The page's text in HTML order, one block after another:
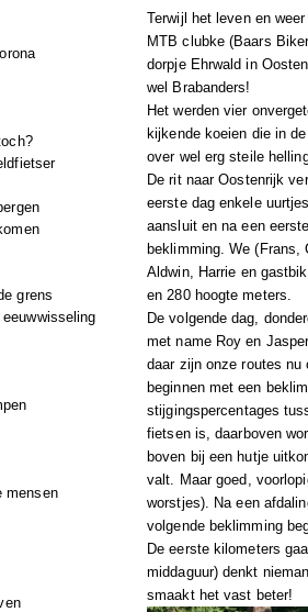
grens
mensen
Terwijl het leven en
MTB clubke (Baars
dorpje Ehrwald in
wel Brabanders!
Het werden vier
kijkende koeien die in
over wel erg steile
De rit naar Oostenrijk
eerste dag enkele
aansluit en na een
beklimming. We (Frans,
Aldwin, Harrie en
en 280 hoogte meters.
De volgende dag,
met name Roy en
daar zijn onze routes nu
beginnen met een
stijgingspercentages
fietsen is, daarboven
boven bij een hutje
valt. Maar goed,
worstjes). Na een
volgende beklimming
De eerste kilometers
middaguur) denkt
smaakt het vast beter!